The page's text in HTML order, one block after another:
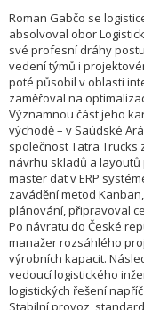
Roman Gabčo se
absolvoval obor
své profesní dráhy
vedení týmů i
poté působil v oblasti
zaměřoval na
Významnou část jeho
východě – v Saúdské
společnost Tatra
návrhu skladů a
master dat v ERP
zavádění metod
plánování, připravoval
Po návratu do České
manažer rozsáhlého
výrobních kapacit.
vedoucí logistického
logistických řešení